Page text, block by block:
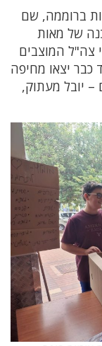
ברוממה, שם
של מאות
צה"ל המוצבים
כבר יצאו מחיפה
– יובל מעתוק,